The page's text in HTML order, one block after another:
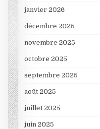
janvier 2026
décembre 2025
novembre 2025
octobre 2025
septembre 2025
août 2025
juillet 2025
juin 2025